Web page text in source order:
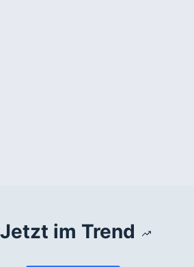
Jetzt im Trend